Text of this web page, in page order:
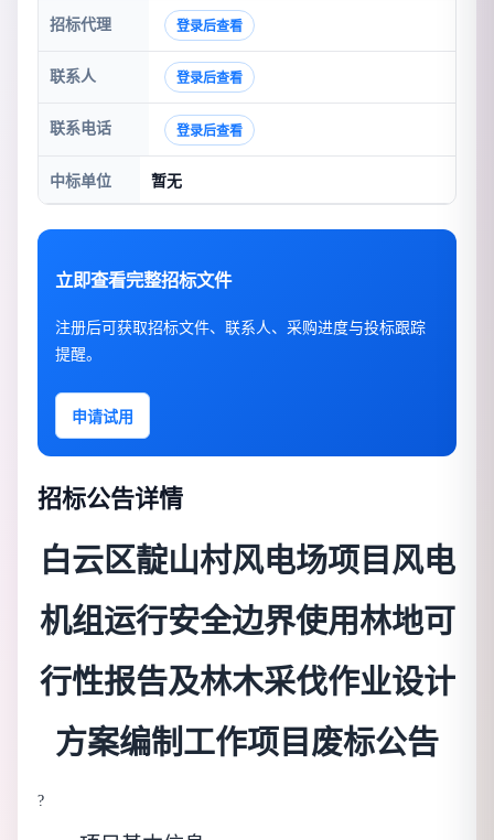
招标代理 登录后查看
联系人 登录后查看
联系电话 登录后查看
中标单位 暂无
立即查看完整招标文件
注册后可获取招标文件、联系人、采购进度与投标跟踪
提醒。
申请试用
招标公告详情
白云区靛山村风电场项目风电
机组运行安全边界使用林地可
行性报告及林木采伐作业设计
方案编制工作项目废标公告
?